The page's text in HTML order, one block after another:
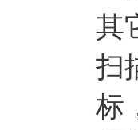
其
扫
标